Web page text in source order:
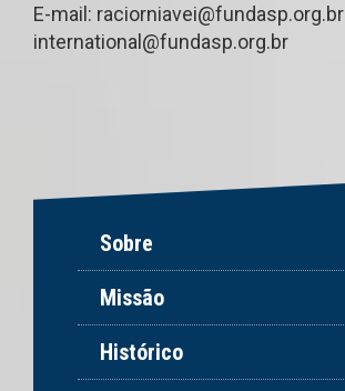
E-mail: raciorniavei@fundasp.org.br
international@fundasp.org.br
Sobre
Missão
Histórico